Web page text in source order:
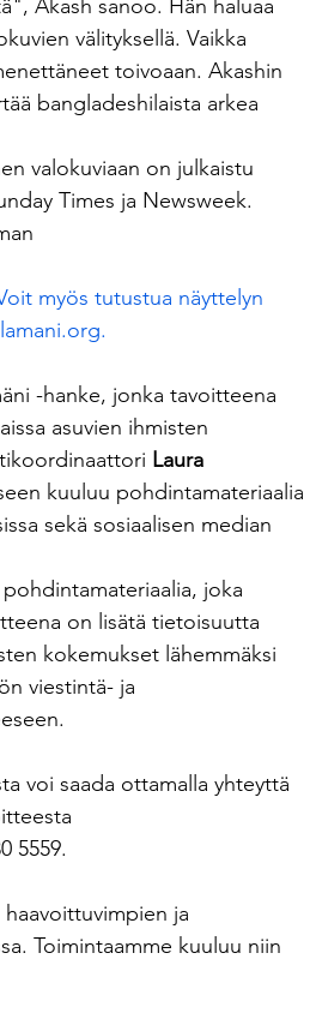
Akash sanoo. Hän haluaa
välityksellä. Vaikka
toivoaan. Akashin
bangladeshilaista arkea
valokuviaan on julkaistu
Times ja Newsweek.
myös tutustua näyttelyn
.
-hanke, jonka tavoitteena
asuvien ihmisten
Laura
kuuluu pohdintamateriaalia
sekä sosiaalisen median
joka
on lisätä tietoisuutta
kokemukset lähemmäksi
viestintä- ja
voi saada ottamalla yhteyttä
5559.
ja
Toimintaamme kuuluu niin